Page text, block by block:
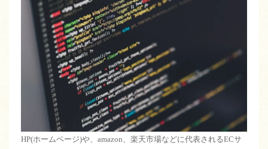
HP(ホームページ)や、amazon、楽天市場などに代表されるECサ